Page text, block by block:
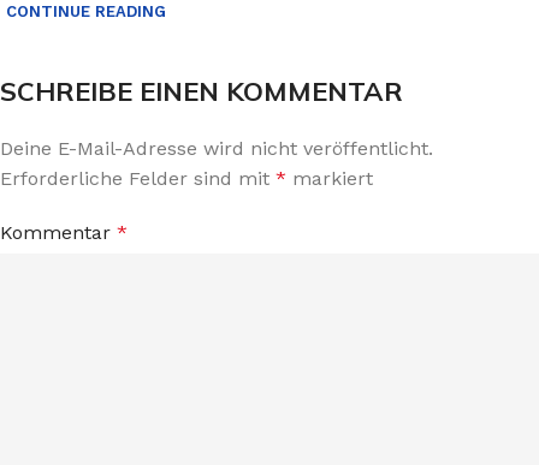
CONTINUE READING
SCHREIBE EINEN KOMMENTAR
Deine E-Mail-Adresse wird nicht veröffentlicht.
Erforderliche Felder sind mit * markiert
Kommentar *